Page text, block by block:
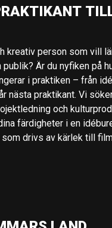
kreativ person som vill
Är du nyfiken på
i praktiken – från
nästa praktikant. Vi
och
färdigheter i en
drivs av kärlek till